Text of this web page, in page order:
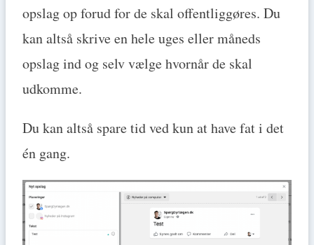
opslag op forud for de skal offentliggøres. Du
kan altså skrive en hele uges eller måneds
opslag ind og selv vælge hvornår de skal
udkomme.
Du kan altså spare tid ved kun at have fat i det
én gang.